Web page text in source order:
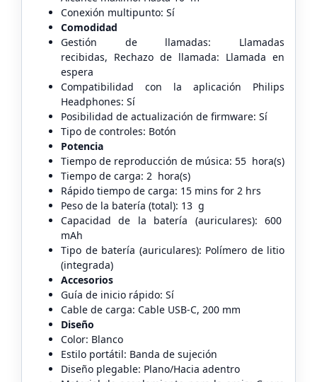
Conexión multipunto: Sí
Comodidad
Gestión de llamadas: Llamadas
recibidas, Rechazo de llamada: Llamada en
espera
Compatibilidad con la aplicación Philips
Headphones: Sí
Posibilidad de actualización de firmware: Sí
Tipo de controles: Botón
Potencia
Tiempo de reproducción de música: 55 hora(s)
Tiempo de carga: 2 hora(s)
Rápido tiempo de carga: 15 mins for 2 hrs
Peso de la batería (total): 13 g
Capacidad de la batería (auriculares): 600
mAh
Tipo de batería (auriculares): Polímero de litio
(integrada)
Accesorios
Guía de inicio rápido: Sí
Cable de carga: Cable USB-C, 200 mm
Diseño
Color: Blanco
Estilo portátil: Banda de sujeción
Diseño plegable: Plano/Hacia adentro